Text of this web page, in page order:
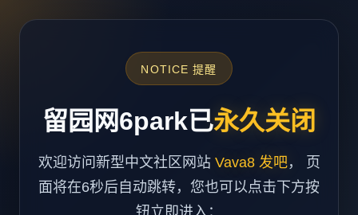
NOTICE 提醒
留园网6park已永久关闭
欢迎访问新型中文社区网站 Vava8 发吧， 页
面将在6秒后自动跳转，您也可以点击下方按
钮立即进入：